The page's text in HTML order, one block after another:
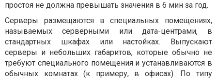
простоя не должна превышать значения в 6 мин за год.
Серверы размещаются в специальных помещениях,
называемых серверными или дата-центрами, в
стандартных шкафах или настойках. Выпускают
серверы и небольших габаритов, которые обычно не
требуют специального помещения и устанавливаются в
обычных комнатах (к примеру, в офисах). По типу